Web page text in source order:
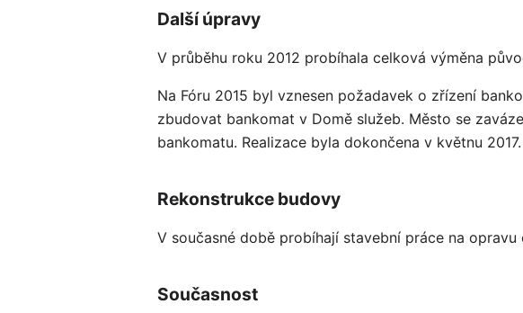
Další úpravy
V průběhu roku 2012 probíhala celková výměna
Na Fóru 2015 byl vznesen požadavek o zřízení
zbudovat bankomat v Domě služeb. Město se
bankomatu. Realizace byla dokončena v květnu 2017.
Rekonstrukce budovy
V současné době probíhají stavební práce na opravu
Současnost